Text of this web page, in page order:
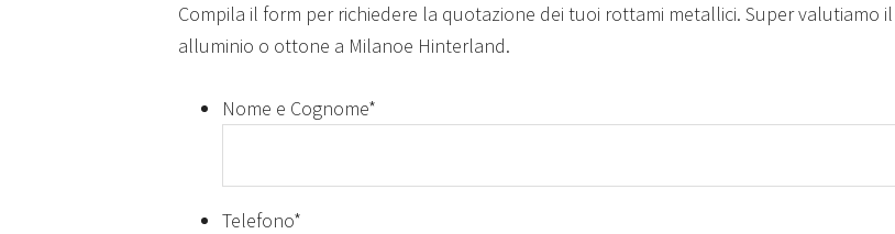
Compila il form per richiedere la quotazione dei tuoi rottami metallici. Super valutiamo
alluminio o ottone a Milanoe Hinterland.
Nome e Cognome*
Telefono*